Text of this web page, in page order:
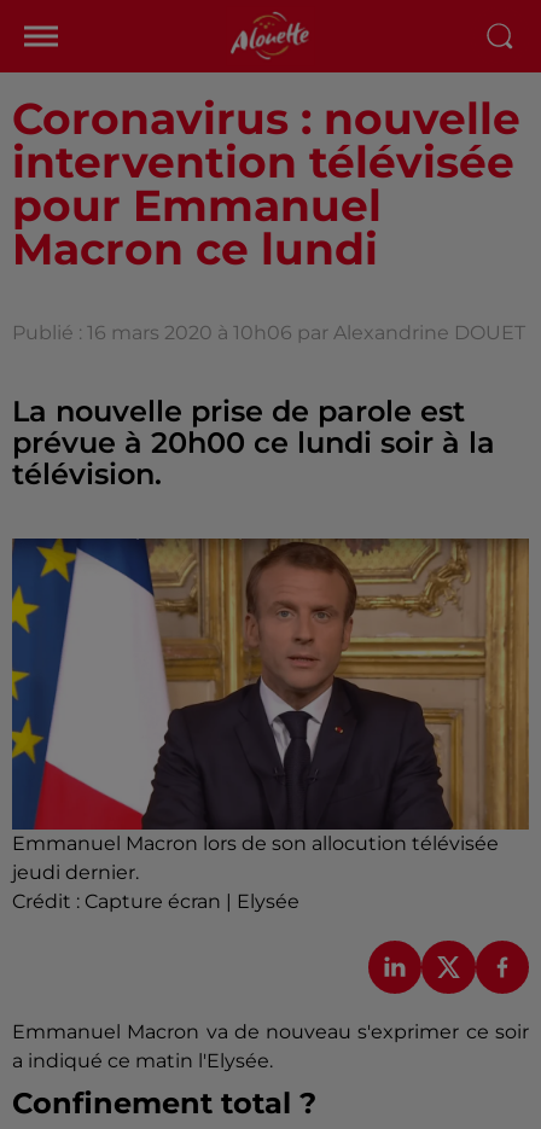
Coronavirus : nouvelle
intervention télévisée
pour Emmanuel
Macron ce lundi
Publié : 16 mars 2020 à 10h06 par Alexandrine DOUET
La nouvelle prise de parole est
prévue à 20h00 ce lundi soir à la
télévision.
Emmanuel Macron lors de son allocution télévisée
jeudi dernier.
Crédit : Capture écran | Elysée
Emmanuel Macron va de nouveau s'exprimer ce soir
a indiqué ce matin l'Elysée.
Confinement total ?